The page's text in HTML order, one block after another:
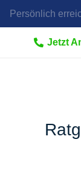
Persönlich
Jetzt